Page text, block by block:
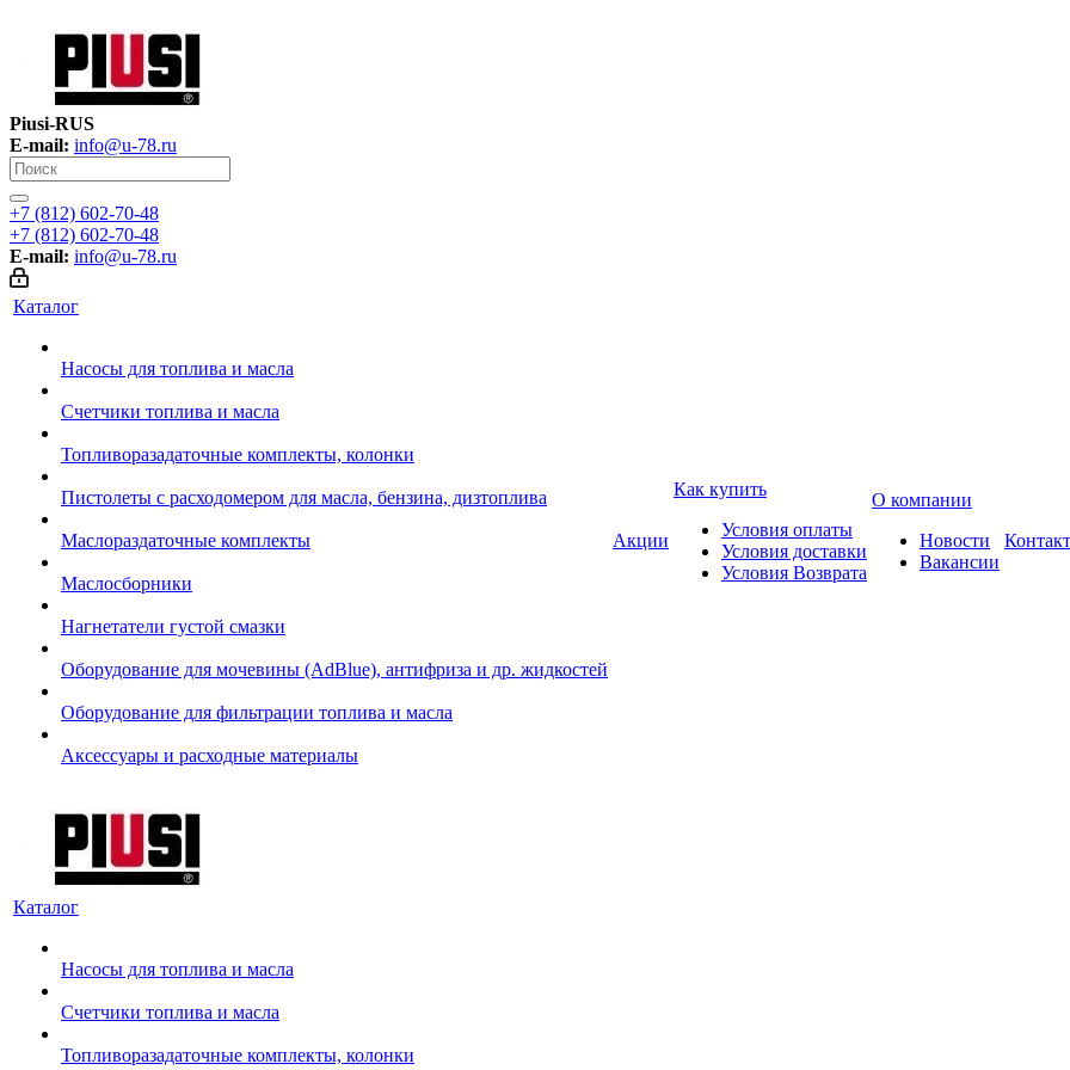
Piusi-RUS
E-mail: info@u-78.ru
+7 (812) 602-70-48
+7 (812) 602-70-48
E-mail: info@u-78.ru
Каталог
Насосы для топлива и масла
Счетчики топлива и масла
Топливоразадаточные комплекты, колонки
Пистолеты с расходомером для масла, бензина, дизтоплива
Маслораздаточные комплекты
Маслосборники
Нагнетатели густой смазки
Оборудование для мочевины (AdBlue), антифриза и др. жидкостей
Оборудование для фильтрации топлива и масла
Аксессуары и расходные материалы
Акции
Как купить
Условия оплаты
Условия доставки
Условия Возврата
О компании
Новости
Вакансии
Каталог
Насосы для топлива и масла
Счетчики топлива и масла
Топливоразадаточные комплекты, колонки